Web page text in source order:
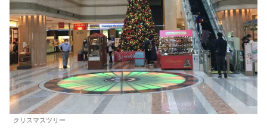
クリスマスツリー